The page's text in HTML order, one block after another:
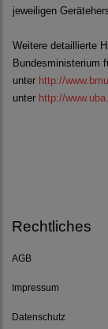
jeweiligen
Weitere detaillierte
Bundesministerium
unter http://
unter http://
Rechtliches
AGB
Impressum
Datenschutz